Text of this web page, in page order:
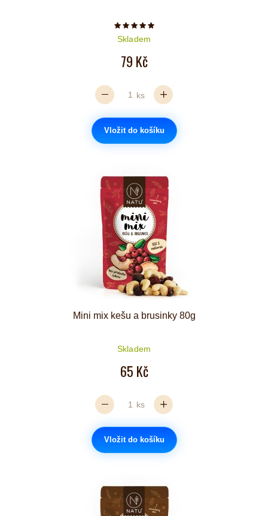
Počet hvězdiček je 5 z 5
Skladem
79 Kč
ks
Vložit do košíku
Mini mix kešu a brusinky 80g
Skladem
65 Kč
ks
Vložit do košíku